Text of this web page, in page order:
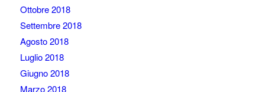
Ottobre 2018
Settembre 2018
Agosto 2018
Luglio 2018
Giugno 2018
Marzo 2018